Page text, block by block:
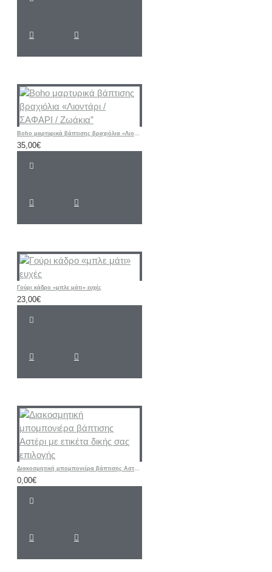
Boho μαρτυρικά βάπτισης βραχιόλια «Λιοντάρι / ΣΑΦΑΡΙ / Ζωάκια”
35,00€
Γούρι κάδρο «μπλε μάτι» ευχές
23,00€
Διακοσμητική μπομπονιέρα βάπτισης Αστέρι με ετικέτα δικής σας επιλογής
0,00€